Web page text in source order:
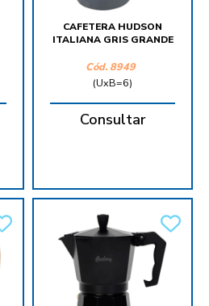
CAFETERA HUDSON
ITALIANA GRIS GRANDE
Cód. 8949
(UxB=6)
Consultar